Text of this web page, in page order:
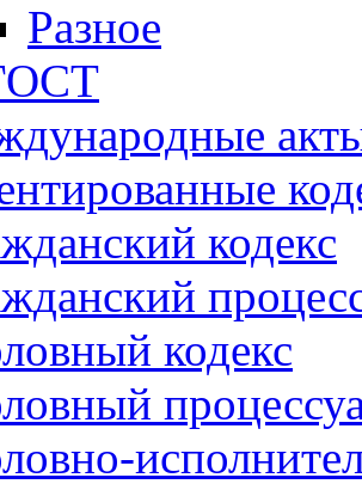
Разное
кодекс
кодекс